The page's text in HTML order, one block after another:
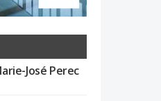
José Perec